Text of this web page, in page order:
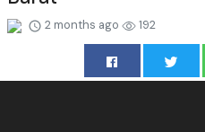
2 months ago 192